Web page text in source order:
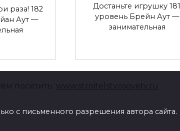
раза! 182
Аут —
Достаньте игрушку 181
уровень Брейн Аут —
занимательная
с письменного разрешения автора сайта.
посетить: www.stroitelstvosovety.ru